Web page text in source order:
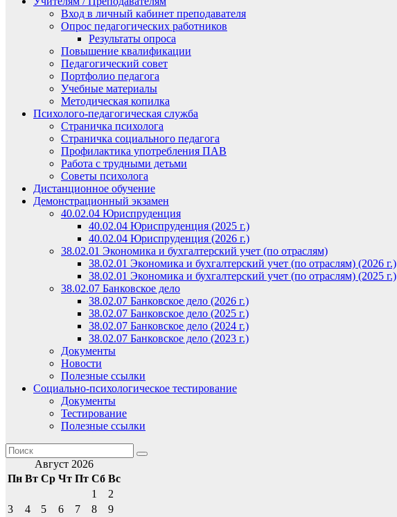
Вход в личный кабинет преподавателя
Опрос педагогических работников
Результаты опроса
Повышение квалификации
Педагогический совет
Портфолио педагога
Учебные материалы
Методическая копилка
Психолого-педагогическая служба
Страничка психолога
Страничка социального педагога
Профилактика употребления ПАВ
Работа с трудными детьми
Советы психолога
Дистанционное обучение
Демонстрационный экзамен
40.02.04 Юриспруденция
40.02.04 Юриспруденция (2025 г.)
40.02.04 Юриспруденция (2026 г.)
38.02.01 Экономика и бухгалтерский учет (по отраслям)
38.02.01 Экономика и бухгалтерский учет (по отраслям) (2026 г.)
38.02.01 Экономика и бухгалтерский учет (по отраслям) (2025 г.)
38.02.07 Банковское дело
38.02.07 Банковское дело (2026 г.)
38.02.07 Банковское дело (2025 г.)
38.02.07 Банковское дело (2024 г.)
38.02.07 Банковское дело (2023 г.)
Документы
Новости
Полезные ссылки
Социально-психологическое тестирование
Документы
Тестирование
Полезные ссылки
Август 2026
Пн Вт Ср Чт Пт Сб Вс
1
2
3
4 5 6 7 8
9